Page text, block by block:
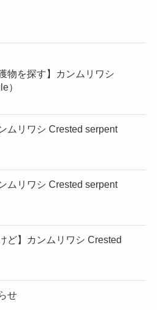
物を探す】カンムリワシ
）
ムリワシ Crested serpent
ムリワシ Crested serpent
ど】カンムリワシ Crested
せ